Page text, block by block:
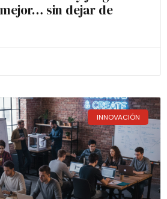
sin dejar de
INNOVACIÓN